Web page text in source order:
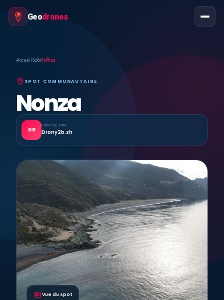
Geodrones
Accueil Spot Nonza
SPOT COMMUNAUTAIRE
Nonza
DR
PROPOSÉ PAR
Drony2b.zh
Vue du spot